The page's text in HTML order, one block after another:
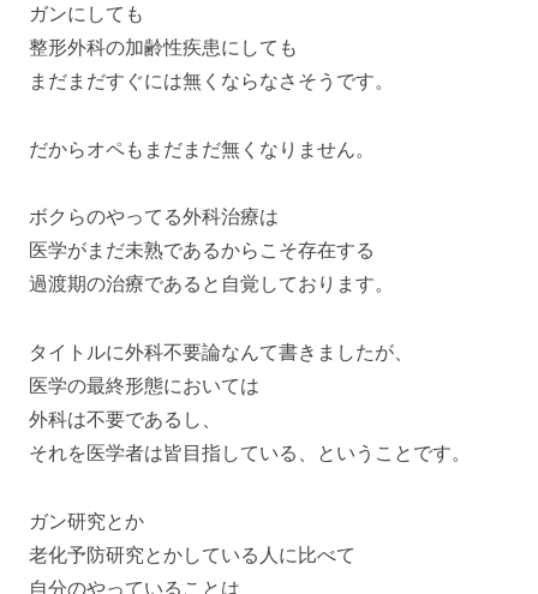
ガンにしても
整形外科の加齢性疾患にしても
まだまだすぐには無くならなさそうです。
だからオペもまだまだ無くなりません。
ボクらのやってる外科治療は
医学がまだ未熟であるからこそ存在する
過渡期の治療であると自覚しております。
タイトルに外科不要論なんて書きましたが、
医学の最終形態においては
外科は不要であるし、
それを医学者は皆目指している、ということです。
ガン研究とか
老化予防研究とかしている人に比べて
自分のやっていることは